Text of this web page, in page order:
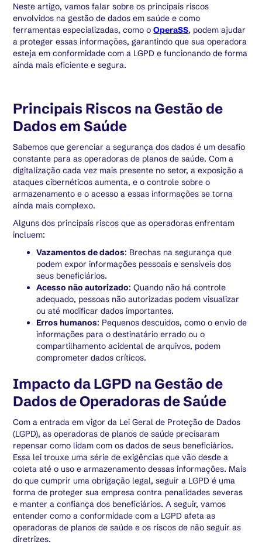
Neste artigo, vamos falar sobre os principais riscos
envolvidos na gestão de dados em saúde e como
ferramentas especializadas, como oOperaSS, podem ajudar
a proteger essas informações, garantindo que sua operadora
esteja em conformidade com a LGPD e funcionando de forma
ainda mais eficiente e segura.
Principais Riscos na Gestão de
Dados em Saúde
Sabemos que gerenciar a segurança dos dados é um desafio
constante para as operadoras de planos de saúde. Com a
digitalização cada vez mais presente no setor, a exposição a
ataques cibernéticos aumenta, e o controle sobre o
armazenamento e o acesso a essas informações se torna
ainda mais complexo.
Alguns dos principais riscos que as operadoras enfrentam
incluem:
Vazamentos de dados: Brechas na segurança que
podem expor informações pessoais e sensíveis dos
seus beneficiários.
Acesso não autorizado: Quando não há controle
adequado, pessoas não autorizadas podem visualizar
ou até modificar dados importantes.
Erros humanos: Pequenos descuidos, como o envio de
informações para o destinatário errado ou o
compartilhamento acidental de arquivos, podem
comprometer dados críticos.
Impacto da LGPD na Gestão de
Dados de Operadoras de Saúde
Com a entrada em vigor da Lei Geral de Proteção de Dados
(LGPD), as operadoras de planos de saúde precisaram
repensar como lidam com os dados de seus beneficiários.
Essa lei trouxe uma série de exigências que vão desde a
coleta até o uso e armazenamento dessas informações. Mais
do que cumprir uma obrigação legal, seguir a LGPD é uma
forma de proteger sua empresa contra penalidades severas
e manter a confiança dos beneficiários. A seguir, vamos
entender como a conformidade com a LGPD afeta as
operadoras de planos de saúde e os riscos de não seguir as
diretrizes.